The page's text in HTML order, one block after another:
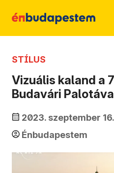
STÍLUS
Vizuális kaland a
Budavári
2023. szeptember 16.
Énbudapestem